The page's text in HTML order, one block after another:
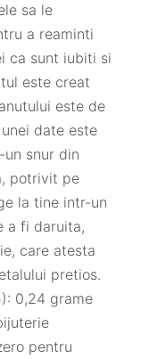
sa le
a reaminti
ca sunt iubiti si
este creat
este de
date este
snur din
potrivit pe
la tine intr-un
a fi daruita,
care atesta
pretios.
0,24 grame
pentru